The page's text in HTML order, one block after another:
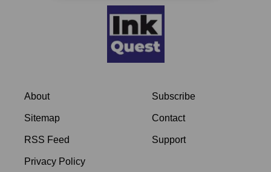
About
Sitemap
RSS Feed
Privacy Policy
Subscribe
Contact
Support